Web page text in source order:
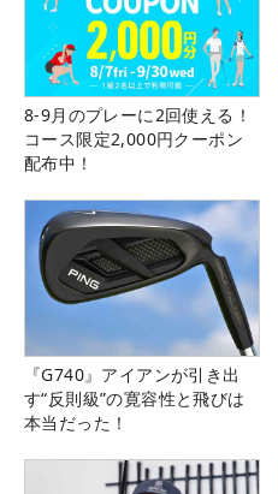
8-9月のプレーに2回使える！
コース限定2,000円クーポン
配布中！
『G740』アイアンが引き出
す“反則級”の寛容性と飛びは
本当だった！